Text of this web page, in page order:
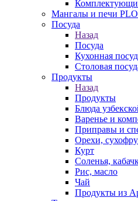
Мангалы и печи
Посуда
Назад
Посуда
Кухонная
Столовая
Продукты
Назад
Продукты
Блюда
Варенье и
Приправы и
Орехи,
Курт
Соленья,
Рис, масло
Чай
Продукты из